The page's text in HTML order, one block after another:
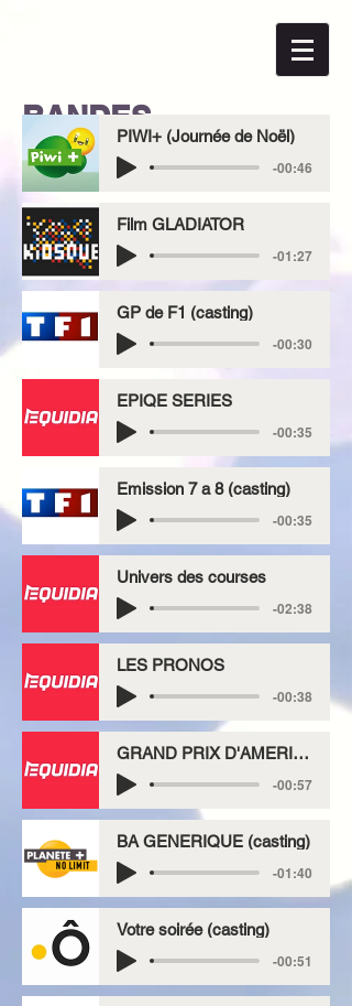
BANDES-
ANNONCES TV
PIWI+ (Journée de Noël)
-00:46
Film GLADIATOR
-01:27
GP de F1 (casting)
-00:30
EPIQE SERIES
-00:35
Emission 7 a 8 (casting)
-00:35
Univers des courses
-02:38
LES PRONOS
-00:38
GRAND PRIX D'AMERIQUE
-00:57
BA GENERIQUE (casting)
-01:40
Votre soirée (casting)
-00:51